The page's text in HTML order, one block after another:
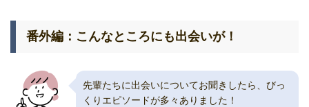
番外編：こんなところにも出会いが！
先輩たちに出会いについてお聞きしたら、びっ
くりエピソードが多々ありました！